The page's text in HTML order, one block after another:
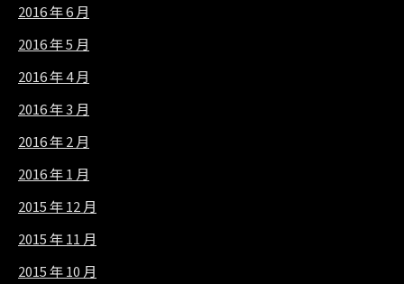
2016 年 6 月
2016 年 5 月
2016 年 4 月
2016 年 3 月
2016 年 2 月
2016 年 1 月
2015 年 12 月
2015 年 11 月
2015 年 10 月